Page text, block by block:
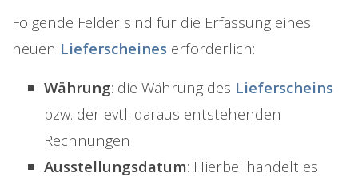
Folgende Felder sind für die Erfassung eines
neuen Lieferscheines erforderlich:
Währung: die Währung des Lieferscheins
bzw. der evtl. daraus entstehenden
Rechnungen
Ausstellungsdatum: Hierbei handelt es